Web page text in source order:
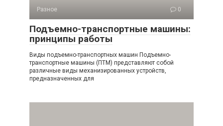
Разное 0
Подъемно-транспортные машины:
принципы работы
Виды подъемно-транспортных машин Подъемно-
транспортные машины (ПТМ) представляют собой
различные виды механизированных устройств,
предназначенных для